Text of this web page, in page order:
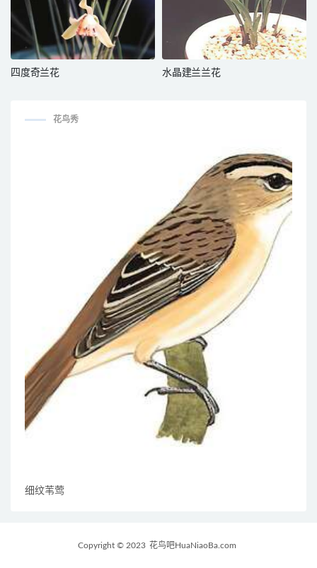
四度奇兰花 水晶建兰兰花
花鸟秀
细纹苇莺
Copyright © 2023 花鸟吧HuaNiaoBa.com